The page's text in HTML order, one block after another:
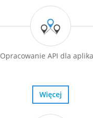
Opracowanie API dla
Więcej